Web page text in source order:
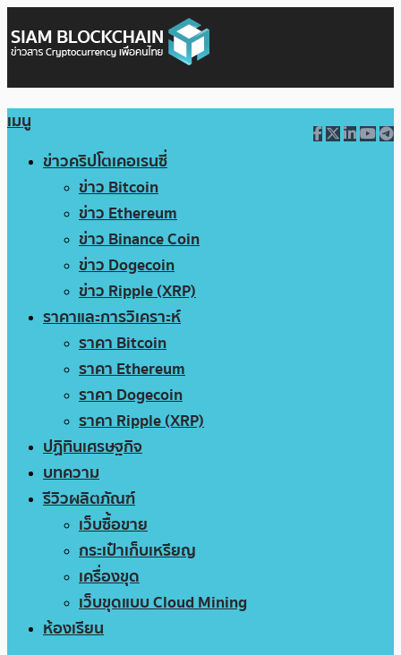
เมนู
ข่าวคริปโตเคอเรนซี่
ข่าว Bitcoin
ข่าว Ethereum
ข่าว Binance Coin
ข่าว Dogecoin
ข่าว Ripple (XRP)
ราคาและการวิเคราะห์
ราคา Bitcoin
ราคา Ethereum
ราคา Dogecoin
ราคา Ripple (XRP)
ปฏิทินเศรษฐกิจ
บทความ
รีวิวผลิตภัณฑ์
เว็บซื้อขาย
กระเป๋าเก็บเหรียญ
เครื่องขุด
เว็บขุดแบบ Cloud Mining
ห้องเรียน